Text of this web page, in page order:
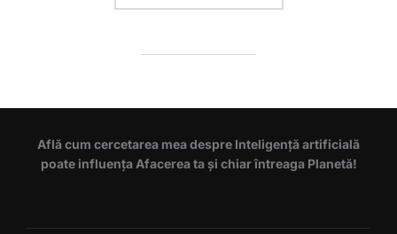
Află cum cercetarea mea despre Inteligență artificială
poate influența Afacerea ta și chiar întreaga Planetă!